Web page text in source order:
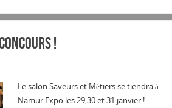
!
Le salon Saveurs et Métiers se tiendra à
Namur Expo les 29,30 et 31 janvier !